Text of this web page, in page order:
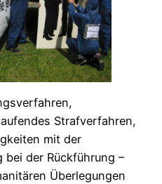
Strafverfahren,
mit der
bei der Rückführung –
Überlegungen